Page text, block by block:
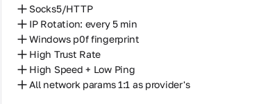
Socks5/HTTP
IP Rotation: every 5 min
Windows p0f fingerprint
High Trust Rate
High Speed + Low Ping
All network params 1:1 as provider's